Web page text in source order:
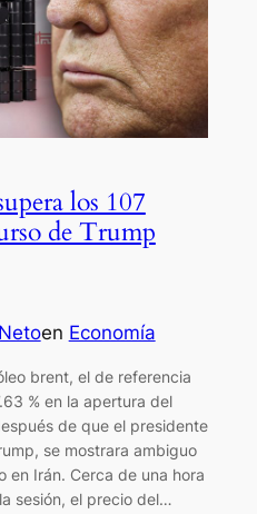
los 107
de Trump
en Economía
brent, el de referencia
% en la apertura del
de que el presidente
se mostrara ambiguo
en Irán. Cerca de una hora
sesión, el precio del…